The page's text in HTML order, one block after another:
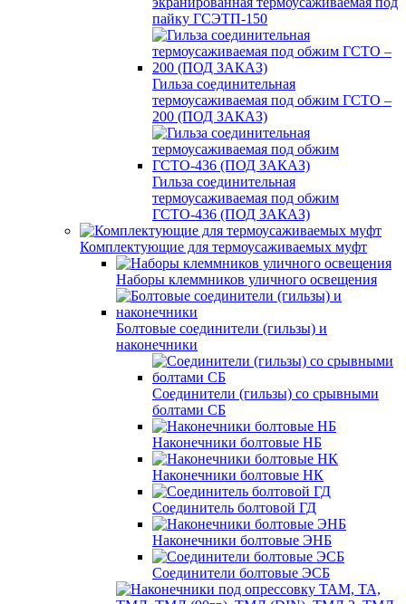
пайку ГСЭТП-150
Гильза соединительная
термоусаживаемая под обжим ГСТО –
200 (ПОД ЗАКАЗ)
Гильза соединительная
термоусаживаемая под обжим
ГСТО-436 (ПОД ЗАКАЗ)
Комплектующие для термоусаживаемых муфт
Наборы клеммников уличного освещения
Болтовые соединители (гильзы) и
наконечники
Соединители (гильзы) со срывными
болтами СБ
Наконечники болтовые НБ
Наконечники болтовые НК
Соединитель болтовой ГД
Наконечники болтовые ЭНБ
Соединители болтовые ЭСБ